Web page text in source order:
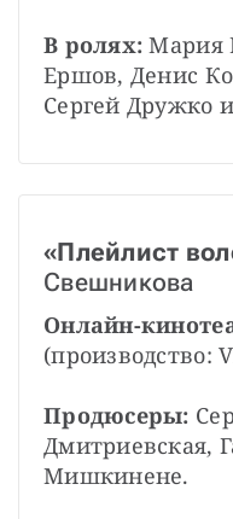
В ролях: Мария
Ершов, Денис
Сергей Дружко
«Плейлист
Свешникова
Онлайн-
(производство:
Продюсеры:
Дмитриевская,
Мишкинене.